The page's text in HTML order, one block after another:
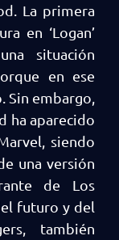
La primera
en ‘Logan’
situación
en ese
embargo,
ha aparecido
siendo
una versión
de Los
futuro y del
también